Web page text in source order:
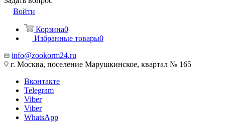
Войти
Корзина0
Избранные товары0
info@zookorm24.ru
г. Москва, поселение Марушкинское, квартал № 165
Вконтакте
Telegram
Viber
Viber
WhatsApp